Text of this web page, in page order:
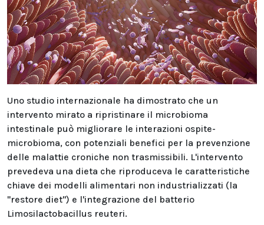
Uno studio internazionale ha dimostrato che un
intervento mirato a ripristinare il microbioma
intestinale può migliorare le interazioni ospite-
microbioma, con potenziali benefici per la prevenzione
delle malattie croniche non trasmissibili. L'intervento
prevedeva una dieta che riproduceva le caratteristiche
chiave dei modelli alimentari non industrializzati (la
"restore diet") e l'integrazione del batterio
Limosilactobacillus reuteri.